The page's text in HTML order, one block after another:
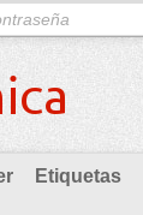
Etiquetas